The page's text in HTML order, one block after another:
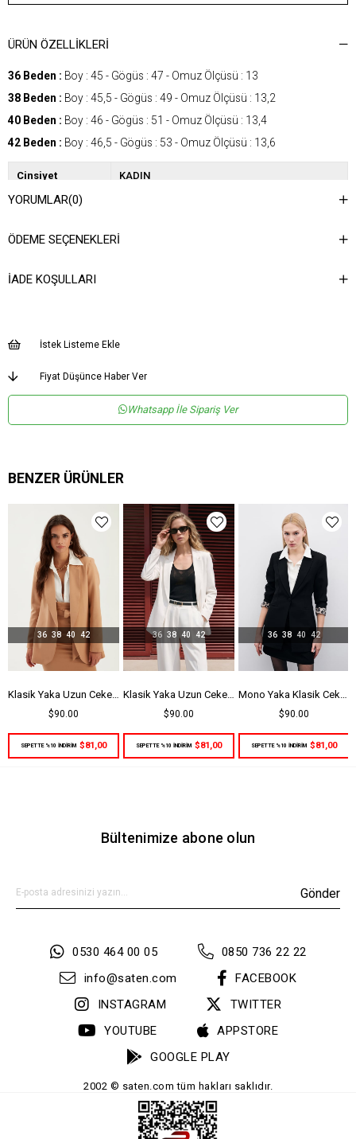
ÜRÜN ÖZELLIKLERI
36 Beden : Boy : 45 - Gögüs : 47 - Omuz Ölçüsü : 13
38 Beden : Boy : 45,5 - Gögüs : 49 - Omuz Ölçüsü : 13,2
40 Beden : Boy : 46 - Gögüs : 51 - Omuz Ölçüsü : 13,4
42 Beden : Boy : 46,5 - Gögüs : 53 - Omuz Ölçüsü : 13,6
Cinsiyet KADIN
Kategori
YORUMLAR(0)
ÖDEME SEÇENEKLERI
İADE KOŞULLARI
İstek Listeme Ekle
Fiyat Düşünce Haber Ver
Whatsapp İle Sipariş Ver
BENZER ÜRÜNLER
$90.00
36 38 40 42
SEPETTE %10 İNDİRİM $81,00
$90.00
36 38 40 42
SEPETTE %10 İNDİRİM $81,00
$90.00
36 38 40 42
SEPETTE %10 İNDİRİM $81,00
Bültenimize abone olun
Gönder
0530 464 00 05
0850 736 22 22
info@saten.com
FACEBOOK
INSTAGRAM
TWITTER
YOUTUBE
APPSTORE
GOOGLE PLAY
2002 © saten.com tüm hakları saklıdır.